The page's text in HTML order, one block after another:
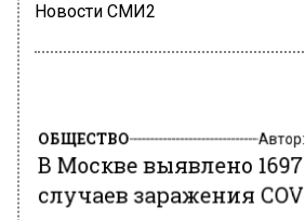
Новости СМИ2
В Москве выявлено
случаев заражения